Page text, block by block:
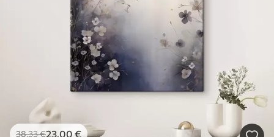
38.33€23 .00 €